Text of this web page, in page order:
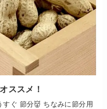
ススメ！
ぐ 節分👹 ちなみに節分用